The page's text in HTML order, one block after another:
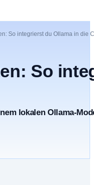
So integrierst du Ollama in die
So
lokalen Ollama-